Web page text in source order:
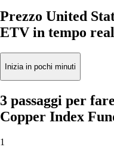
Prezzo United
ETV in tempo
Inizia in pochi minuti
3 passaggi per
Copper Index
1